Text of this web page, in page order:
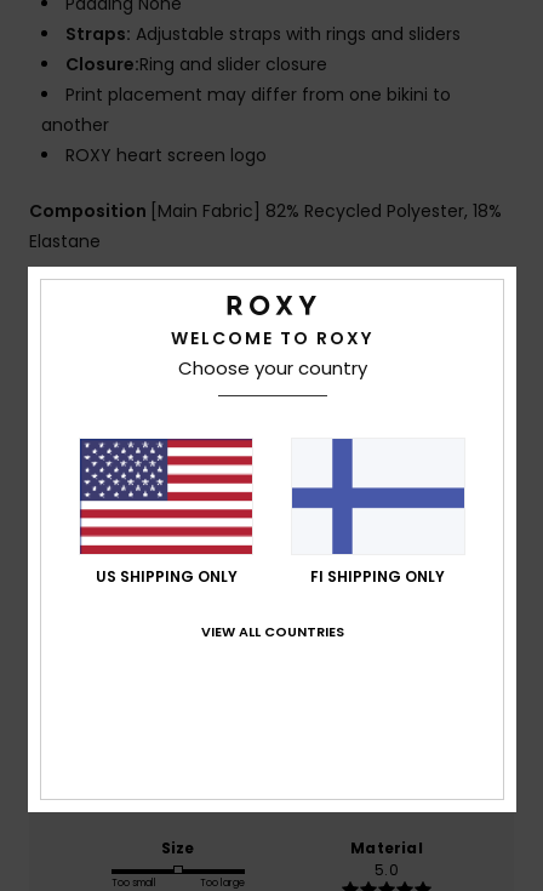
Straps: Adjustable straps with rings and sliders
Closure:Ring and slider closure
Print placement may differ from one bikini to
another
ROXY heart screen logo
Composition [Main Fabric] 82% Recycled Polyester, 18%
Elastane
Shipping & Returns
Customer Reviews
Average Score
5.0 /5
Size
Too small Too large
Material
5.0
WELCOME TO ROXY
Choose your country
US SHIPPING ONLY FI SHIPPING ONLY
VIEW ALL COUNTRIES